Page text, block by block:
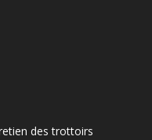
des trottoirs